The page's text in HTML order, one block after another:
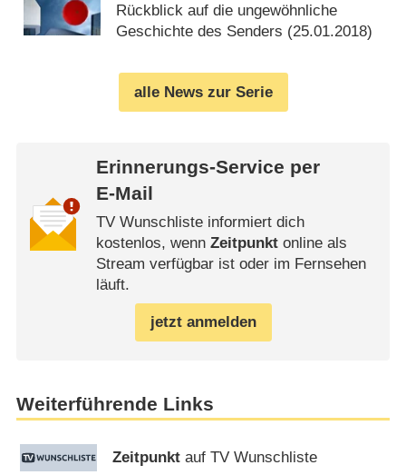
„Wohlfühlsender“
Rückblick auf die ungewöhnliche
Geschichte des Senders (25.01.2018)
alle News zur Serie
Erinnerungs-Service per
E-Mail
TV Wunschliste informiert dich
kostenlos, wenn Zeitpunktonline als
Stream verfügbar ist oder im Fernsehen
läuft.
jetzt anmelden
Weiterführende Links
Zeitpunkt auf TV Wunschliste